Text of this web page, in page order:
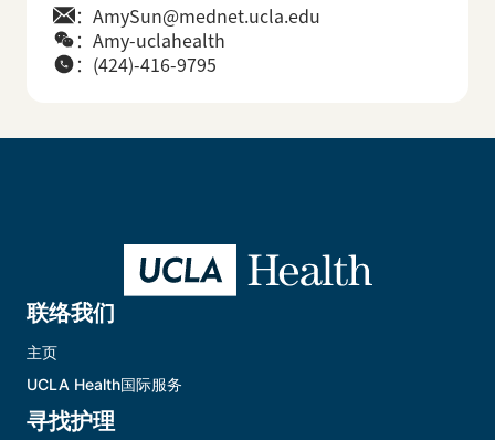
：AmySun@mednet.ucla.edu
：Amy-uclahealth
：(424)-416-9795
联络我们
主页
UCLA Health国际服务
寻找护理